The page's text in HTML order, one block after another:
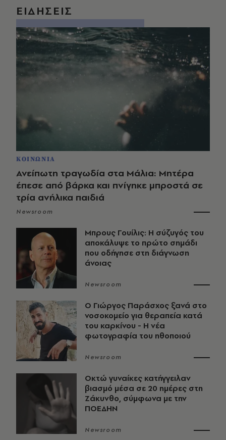
ΕΙΔΗΣΕΙΣ
ΚΟΙΝΩΝΙΑ
Ανείπωτη τραγωδία στα Μάλια: Μητέρα
έπεσε από βάρκα και πνίγηκε μπροστά σε
τρία ανήλικα παιδιά
Newsroom
Μπρους Γουίλις: Η σύζυγός του
αποκάλυψε το πρώτο σημάδι
που οδήγησε στη διάγνωση
άνοιας
Newsroom
O Γιώργος Παράσχος ξανά στο
νοσοκομείο για θεραπεία κατά
του καρκίνου - Η νέα
φωτογραφία του ηθοποιού
Newsroom
Οκτώ γυναίκες κατήγγειλαν
βιασμό μέσα σε 20 ημέρες στη
Ζάκυνθο, σύμφωνα με την
ΠΟΕΔΗΝ
Newsroom